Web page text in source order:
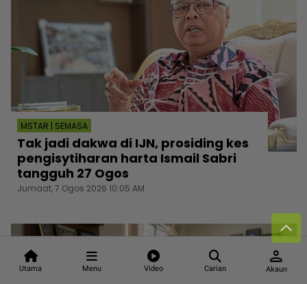
Utama Menu Video Carian
person
Akaun
MSTAR | SEMASA
Tak jadi dakwa di IJN, prosiding kes
pengisytiharan harta Ismail Sabri
tangguh 27 Ogos
Jumaat, 7 Ogos 2026 10:05 AM